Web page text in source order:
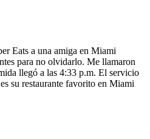
Eats a una amiga en Miami
para no olvidarlo. Me llamaron
llegó a las 4:33 p.m. El servicio
su restaurante favorito en Miami